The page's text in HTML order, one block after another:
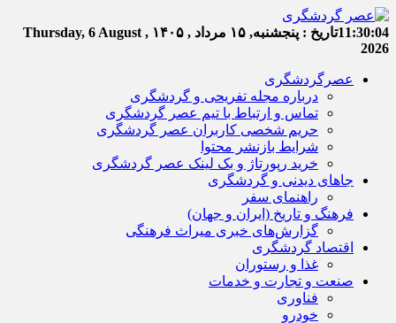
11:30:05تاریخ : پنجشنبه, ۱۵ مرداد , ۱۴۰۵
Thursday, 6 August ,
2026
عصرگردشگری
درباره مجله تفریحی و گردشگری
تماس و ارتباط با تیم عصر گردشگری
حریم شخصی کاربران عصر گردشگری
شرایط بازنشر محتوا
خرید رپورتاژ و بک لینک عصر گردشگری
جاهای دیدنی و گردشگری
راهنمای سفر
فرهنگ و تاریخ (ایران و جهان)
گزارش‌های خبری میراث فرهنگی
اقتصاد گردشگری
غذا و رستوران
صنعت و تجارت و خدمات
فناوری
خودرو